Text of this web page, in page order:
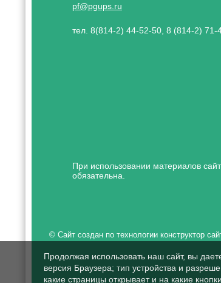
pf@pgups.ru
тел. 8(814-2) 44-52-50, 8 (814-2) 71-
При использовании материалов
обязательна.
© Сайт создан по технологии конструктор
Продолжая использовать наш сайт, вы
версия Браузера; тип устройства и
какие страницы открывает и на какие